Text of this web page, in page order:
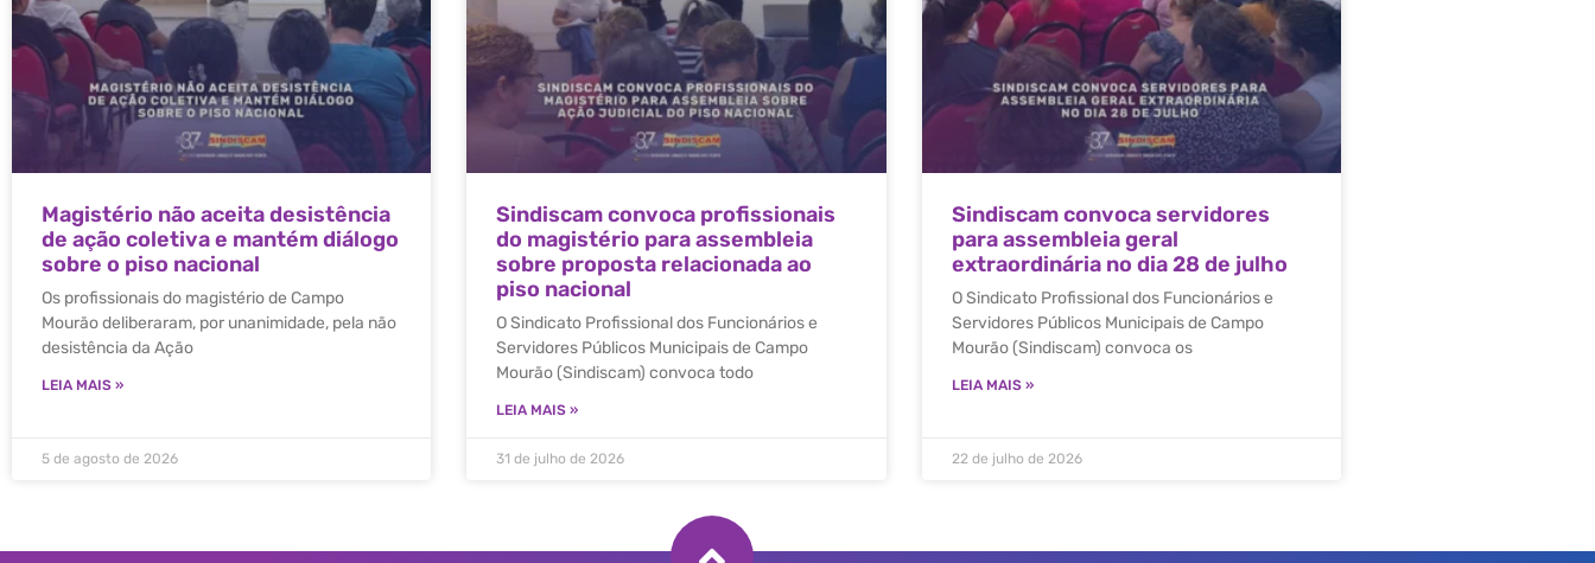
Magistério não aceita desistência
de ação coletiva e mantém diálogo
sobre o piso nacional
Os profissionais do magistério de Campo
Mourão deliberaram, por unanimidade, pela não
desistência da Ação
LEIA MAIS »
5 de agosto de 2026
Sindiscam convoca profissionais
do magistério para assembleia
sobre proposta relacionada ao
piso nacional
O Sindicato Profissional dos Funcionários e
Servidores Públicos Municipais de Campo
Mourão (Sindiscam) convoca todo
LEIA MAIS »
31 de julho de 2026
Sindiscam convoca servidores
para assembleia geral
extraordinária no dia 28 de julho
O Sindicato Profissional dos Funcionários e
Servidores Públicos Municipais de Campo
Mourão (Sindiscam) convoca os
LEIA MAIS »
22 de julho de 2026